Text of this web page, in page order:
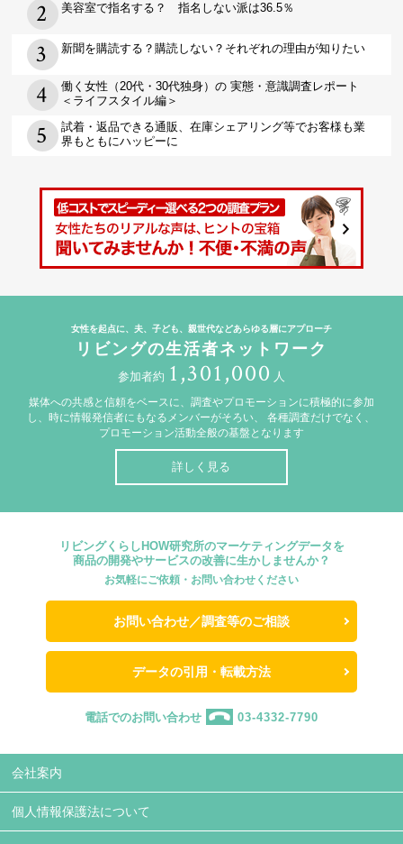
美容室で指名する？ 指名しない派は36.5％
新聞を購読する？購読しない？それぞれの理由が知りたい
働く女性（20代・30代独身）の 実態・意識調査レポート
＜ライフスタイル編＞
試着・返品できる通販、在庫シェアリング等でお客様も業
界もともにハッピーに
女性を起点に、夫、子ども、親世代などあらゆる層にアプローチ
リビングの生活者ネットワーク
参加者約 1,301,000 人
媒体への共感と信頼をベースに、調査やプロモーションに積極的に参加
し、時に情報発信者にもなるメンバーがそろい、
各種調査だけでなく、
プロモーション活動全般の基盤となります
詳しく見る
リビングくらしHOW研究所のマーケティングデータを
商品の開発やサービスの改善に生かしませんか？
お気軽にご依頼・お問い合わせください
お問い合わせ／調査等のご相談
データの引用・転載方法
電話でのお問い合わせ 03-4332-7790
会社案内
個人情報保護法について